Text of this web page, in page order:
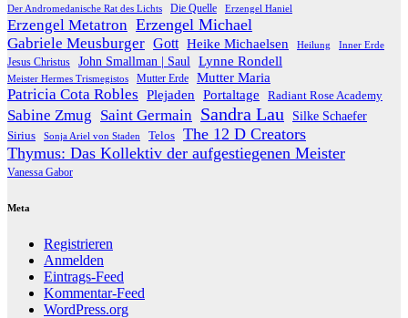
Der Andromedanische Rat des Lichts Die Quelle Erzengel Haniel
Erzengel Metatron Erzengel Michael
Gabriele Meusburger Gott Heike Michaelsen Heilung Inner Erde
Jesus Christus John Smallman | Saul Lynne Rondell
Meister Hermes Trismegistos Mutter Erde Mutter Maria
Patricia Cota Robles Plejaden Portaltage Radiant Rose Academy
Sabine Zmug Saint Germain Sandra Lau Silke Schaefer
Sirius Sonja Ariel von Staden Telos The 12 D Creators
Thymus: Das Kollektiv der aufgestiegenen Meister
Vanessa Gabor
Meta
Registrieren
Anmelden
Eintrags-Feed
Kommentar-Feed
WordPress.org